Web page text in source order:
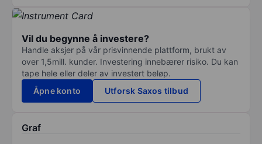
Vil du begynne å investere?
Handle aksjer på vår prisvinnende plattform, brukt av
over 1,5mill. kunder. Investering innebærer risiko. Du kan
tape hele eller deler av investert beløp.
Åpne konto
Utforsk Saxos tilbud
Graf